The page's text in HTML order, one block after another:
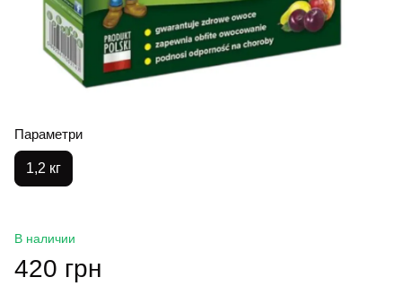
Параметри
1,2 кг
В наличии
420 грн